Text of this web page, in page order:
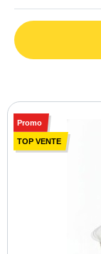
quotidien.
compléter
nouvelles
en
Promo
TOP VENTE